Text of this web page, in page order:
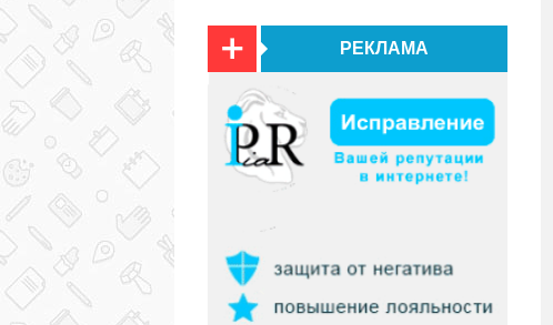
РЕКЛАМА